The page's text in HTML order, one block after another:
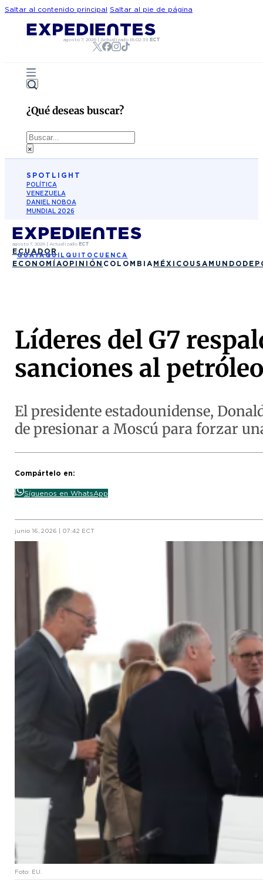
Saltar al contenido principal Saltar al pie de página
agosto 7, 2026| Actualizado 18:02:39 ECT
¿Qué deseas buscar?
Buscar
×
SPOTLIGHT
POLÍTICA
VENEZUELA
DANIEL NOBOA
MUNDIAL 2026
agosto 7, 2026| Actualizado ECT
ECUADOR
GUAYAQUIL QUITO CUENCA
ECONOMÍAOPINIÓN COLOMBIA MÉXICO USA MUNDO
Líderes del G7
sanciones al
El presidente estadounidense,
de presionar a Moscú para forzar
Compártelo en:
Síguenos en WhatsApp
junio 16, 2026 | 07:42 ECT
Foto: EU.